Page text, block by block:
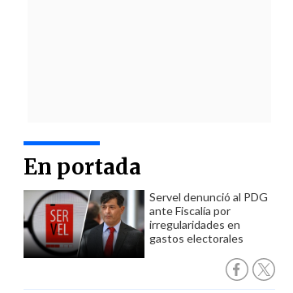
En portada
Servel denunció al PDG
ante Fiscalía por
irregularidades en
gastos electorales